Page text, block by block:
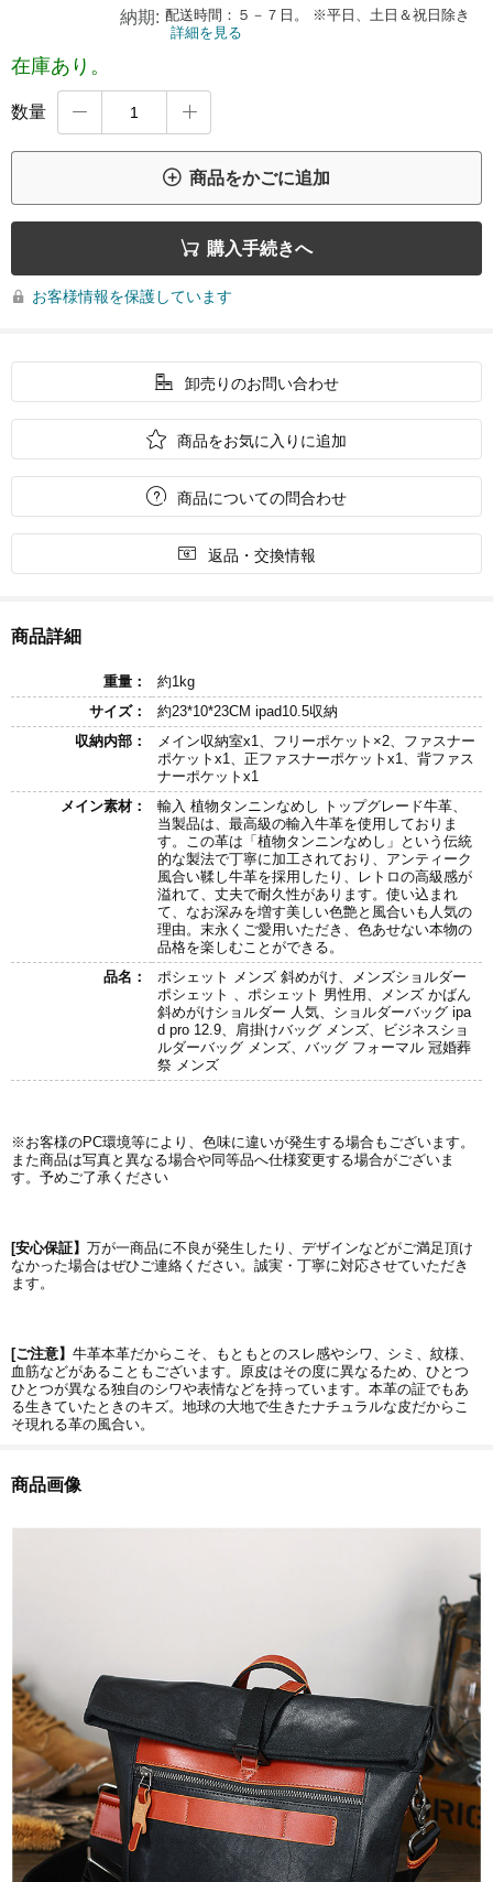
納期: 配送時間：５－７日。 ※平日、土日＆祝日除き
詳細を見る
在庫あり。
数量  
 商品をかごに追加
 購入手続きへ
 お客様情報を保護しています
 卸売りのお問い合わせ
 商品をお気に入りに追加
 商品についての問合わせ
 返品・交換情報
商品詳細
重量：
約1kg
サイズ：
約23*10*23CM ipad10.5収納
収納内部：
メイン収納室x1、フリーポケット×2、ファスナー
ポケットx1、正ファスナーポケットx1、背ファス
ナーポケットx1
メイン素材：
輸入 植物タンニンなめし トップグレード牛革、
当製品は、最高級の輸入牛革を使用しておりま
す。この革は「植物タンニンなめし」という伝統
的な製法で丁寧に加工されており、アンティーク
風合い鞣し牛革を採用したり、レトロの高級感が
溢れて、丈夫で耐久性があります。使い込まれ
て、なお深みを増す美しい色艶と風合いも人気の
理由。末永くご愛用いただき、色あせない本物の
品格を楽しむことができる。
品名：
ポシェット メンズ 斜めがけ、メンズショルダー
ポシェット 、ポシェット 男性用、メンズ かばん
斜めがけショルダー 人気、ショルダーバッグ ipa
d pro 12.9、肩掛けバッグ メンズ、ビジネスショ
ルダーバッグ メンズ、バッグ フォーマル 冠婚葬
祭 メンズ
※お客様のPC環境等により、色味に違いが発生する場合もございます。
また商品は写真と異なる場合や同等品へ仕様変更する場合がございま
す。予めご了承ください
[安心保証】 万が一商品に不良が発生したり、デザインなどがご満足頂け
なかった場合はぜひご連絡ください。誠実・丁寧に対応させていただき
ます。
[ご注意】 牛革本革だからこそ、もともとのスレ感やシワ、シミ、紋様、
血筋などがあることもございます。原皮はその度に異なるため、ひとつ
ひとつが異なる独自のシワや表情などを持っています。本革の証でもあ
る生きていたときのキズ。地球の大地で生きたナチュラルな皮だからこ
そ現れる革の風合い。
商品画像